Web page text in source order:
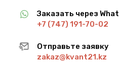
Заказать через
+7 (747) 191-70-02
Отправьте заявку
zakaz@kvant21.kz